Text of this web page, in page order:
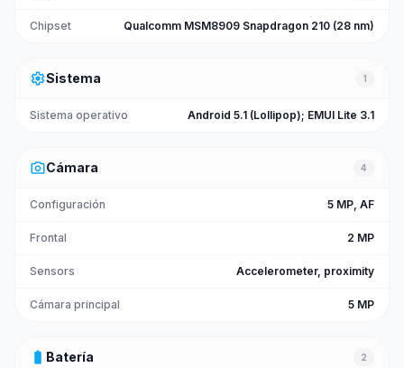
Chipset Qualcomm MSM8909 Snapdragon 210 (28 nm)
settingsSistema 1
Sistema operativo Android 5.1 (Lollipop); EMUI Lite 3.1
photo_cameraCámara 4
Configuración 5 MP, AF
Frontal 2 MP
Sensors Accelerometer, proximity
Cámara principal 5 MP
battery_full Batería 2